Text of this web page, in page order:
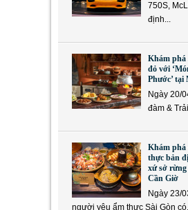
750S,
định...
Khám phá
đỏ với
Phước’ tại
Ngày 20/
đàm &
Khám phá
thực bản
xứ sở
Cần Giờ
Ngày 23/
người yêu ẩm thực Sài Gòn